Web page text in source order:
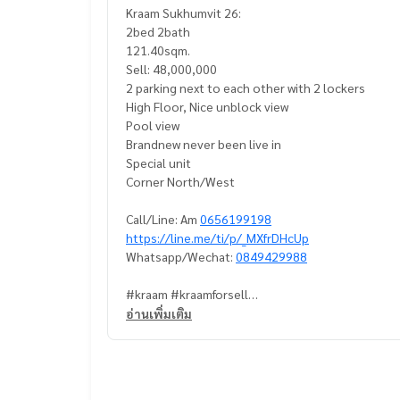
Kraam Sukhumvit 26:
2bed 2bath
121.40sqm.
Sell: 48,000,000
2 parking next to each other with 2 lockers
High Floor, Nice unblock view
Pool view
Brandnew never been live in
Special unit
Corner North/West
Call/Line: Am 0656199198
https://line.me/ti/p/_MXfrDHcUp
Whatsapp/Wechat: 0849429988
#kraam #kraamforsell
#condoforsellprompong
อ่านเพิ่มเติม